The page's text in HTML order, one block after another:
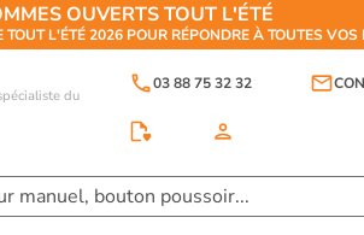
OUVERTS TOUT L'ÉTÉ
L'ÉTÉ 2026 POUR RÉPONDRE À TOUTES
du
phone03 88 75 32 32 email
person